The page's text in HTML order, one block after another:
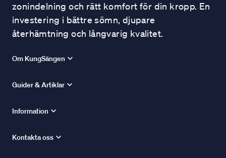
zonindelning och rätt komfort för din kropp. En
investering i bättre sömn, djupare
återhämtning och långvarig kvalitet.
Om KungSängen
Guider & Artiklar
Information
Kontakta oss